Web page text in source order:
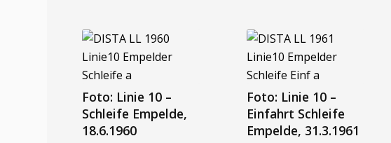
Foto: Linie 10 –
Schleife Empelde,
18.6.1960
Foto: Linie 10 –
Einfahrt Schleife
Empelde, 31.3.1961